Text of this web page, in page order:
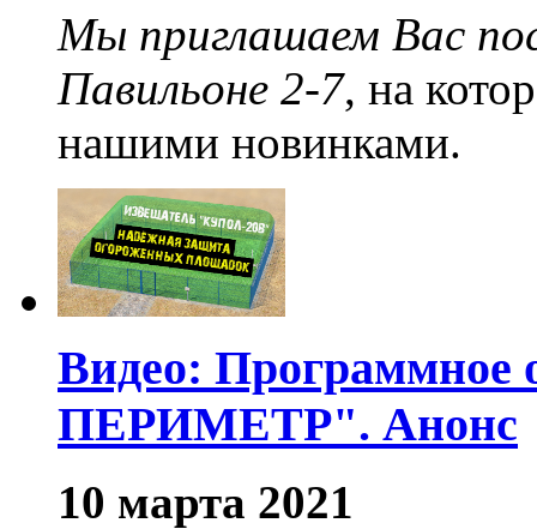
Мы приглашаем Вас
Павильоне 2-7, на
нашими новинками.
Видео:
ПЕРИМЕТР". Анонс
10 марта 2021